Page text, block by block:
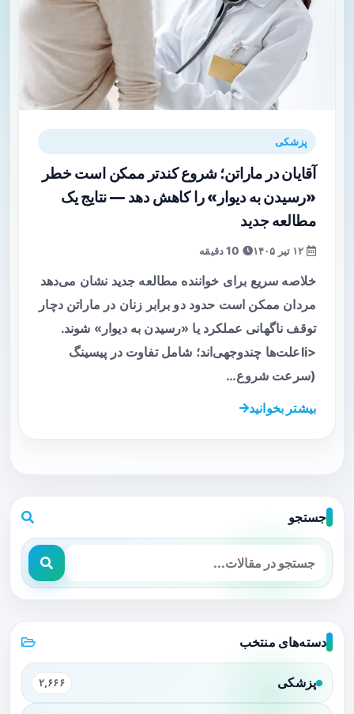
پزشکی
آقایان در ماراتن؛ شروع کندتر ممکن است خطر
«رسیدن به دیوار» را کاهش دهد — نتایج یک
مطالعه جدید
خلاصه سریع برای خواننده مطالعه جدید نشان می‌دهد
مردان ممکن است حدود دو برابر زنان در ماراتن دچار
توقف ناگهانی عملکرد یا «رسیدن به دیوار» شوند.
<liعلت‌ها چندوجهی‌اند؛ شامل تفاوت در پیسینگ
(سرعت شروع…
بیشتر بخوانید
جستجو
دسته‌های منتخب
پزشکی ۲,۶۶۶